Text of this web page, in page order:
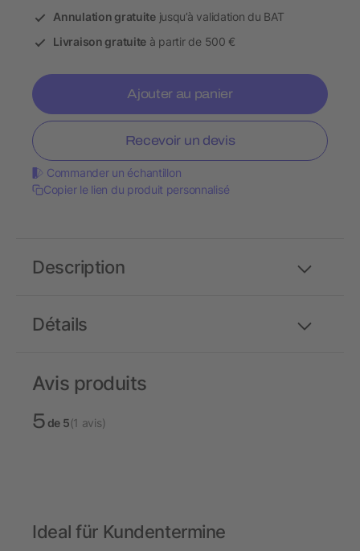
Annulation gratuitejusqu’à validation du BAT
Livraison gratuite à partir de 500 €
Ajouter au panier
Recevoir un devis
Commander un échantillon
Copier le lien du produit personnalisé
Détails
Description
Avis produits
5de 5(1 avis)
Ideal für Kundentermine